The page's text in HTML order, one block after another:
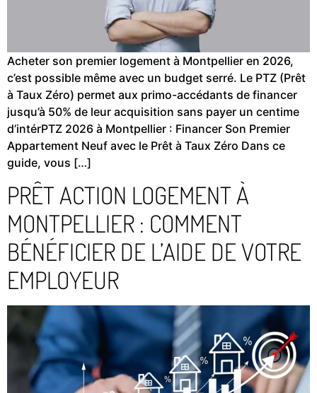
Acheter son premier logement à Montpellier en 2026,
c’est possible même avec un budget serré. Le PTZ (Prêt
à Taux Zéro) permet aux primo-accédants de financer
jusqu’à 50% de leur acquisition sans payer un centime
d’intérPTZ 2026 à Montpellier : Financer Son Premier
Appartement Neuf avec le Prêt à Taux Zéro Dans ce
guide, vous […]
PRÊT ACTION LOGEMENT À
MONTPELLIER : COMMENT
BÉNÉFICIER DE L’AIDE DE VOTRE
EMPLOYEUR